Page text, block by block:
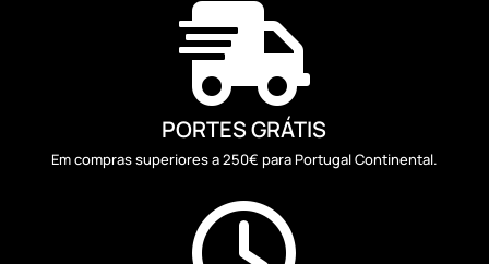

PORTES GRÁTIS
Em compras superiores a 250€ para Portugal Continental.